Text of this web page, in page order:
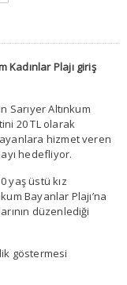
Kadınlar Plajı giriş
Sarıyer Altınkum
20 TL olarak
hizmet veren
hedefliyor.
yaş üstü kız
Bayanlar Plajı’na
düzenlediği
göstermesi